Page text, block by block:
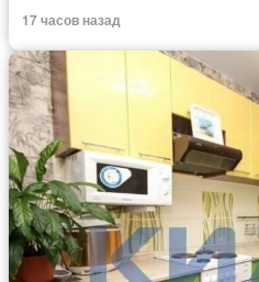
17 часов назад